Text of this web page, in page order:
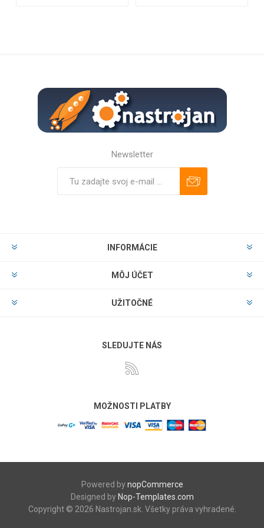
Newsletter
INFORMÁCIE
MÔJ ÚČET
UŽITOČNÉ
SLEDUJTE NÁS
MOŽNOSTI PLATBY
Powered bynopCommerce
Designed by Nop-Templates.com
Copyright © 2026 Nastrojan.sk. Všetky práva vyhradené.